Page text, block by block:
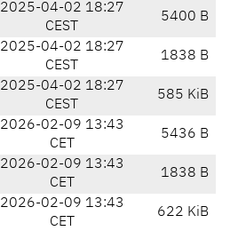
2025-04-02 18:27
CEST
5400 B
2025-04-02 18:27
CEST
1838 B
2025-04-02 18:27
CEST
585 KiB
2026-02-09 13:43
CET
5436 B
2026-02-09 13:43
CET
1838 B
2026-02-09 13:43
CET
622 KiB